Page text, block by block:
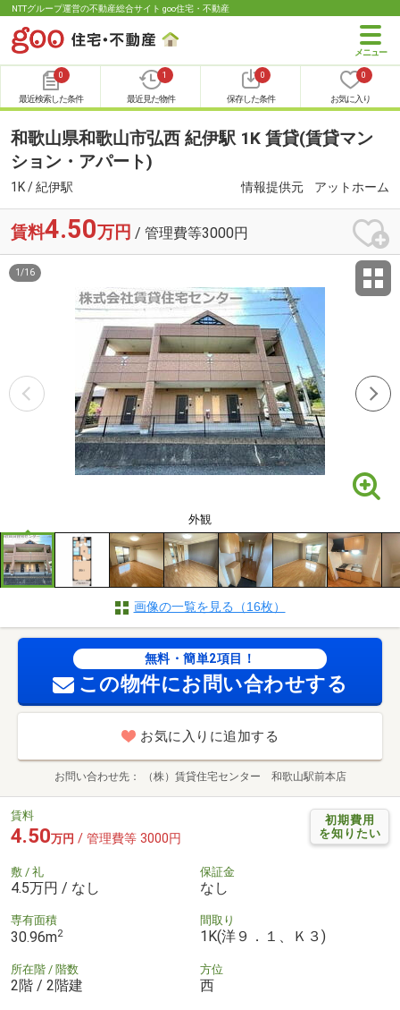
NTTグループ運営の不動産総合サイト goo住宅・不動産
0
最近検索した条件
1
最近見た物件
0
保存した条件
0
お気に入り
和歌山県和歌山市弘西 紀伊駅 1K 賃貸(賃貸マン
ション・アパート)
1K / 紀伊駅 情報提供元 アットホーム
賃料4.50万円 / 管理費等3000円
外観
1 /16
画像の一覧を見る（16枚）
無料・簡単2項目！
この物件にお問い合わせする
お気に入りに追加する
お問い合わせ先 （株）賃貸住宅センター 和歌山駅前本店
初期費用
を知りたい
賃料
4.50万円 / 管理費等 3000円
敷 / 礼
4.5万円 / なし
保証金
なし
専有面積
30.96m2
間取り
1K(洋９．１、Ｋ３)
所在階 / 階数
2階 / 2階建
方位
西